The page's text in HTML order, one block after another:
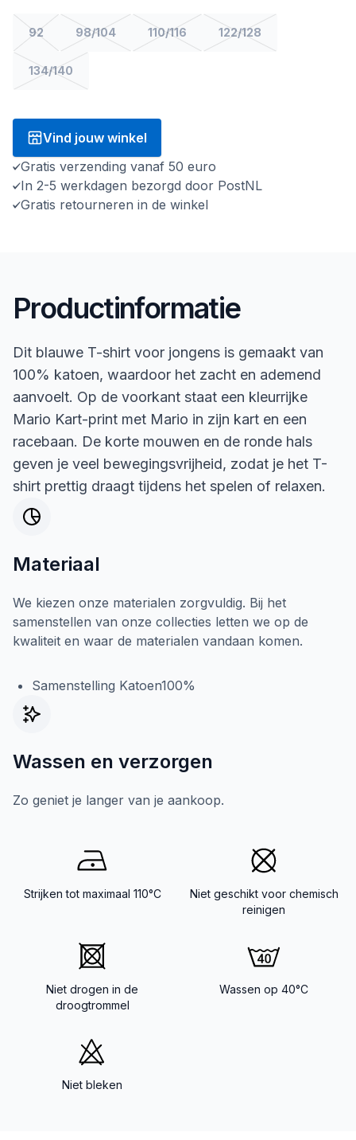
92 98/104 110/116 122/128
134/140
Vind jouw winkel
Gratis verzending vanaf 50 euro
In 2-5 werkdagen bezorgd door PostNL
Gratis retourneren in de winkel
Productinformatie
Dit blauwe T-shirt voor jongens is gemaakt van
100% katoen, waardoor het zacht en ademend
aanvoelt. Op de voorkant staat een kleurrijke
Mario Kart-print met Mario in zijn kart en een
racebaan. De korte mouwen en de ronde hals
geven je veel bewegingsvrijheid, zodat je het T-
shirt prettig draagt tijdens het spelen of relaxen.
Materiaal
We kiezen onze materialen zorgvuldig. Bij het
samenstellen van onze collecties letten we op de
kwaliteit en waar de materialen vandaan komen.
Samenstelling Katoen100%
Wassen en verzorgen
Zo geniet je langer van je aankoop.
Strijken tot maximaal 110°C
Niet geschikt voor chemisch
reinigen
Niet drogen in de
droogtrommel
Wassen op 40°C
Niet bleken